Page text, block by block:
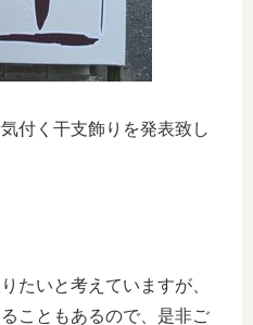
付く干支飾りを発表致し
たいと考えていますが、
こともあるので、是非ご